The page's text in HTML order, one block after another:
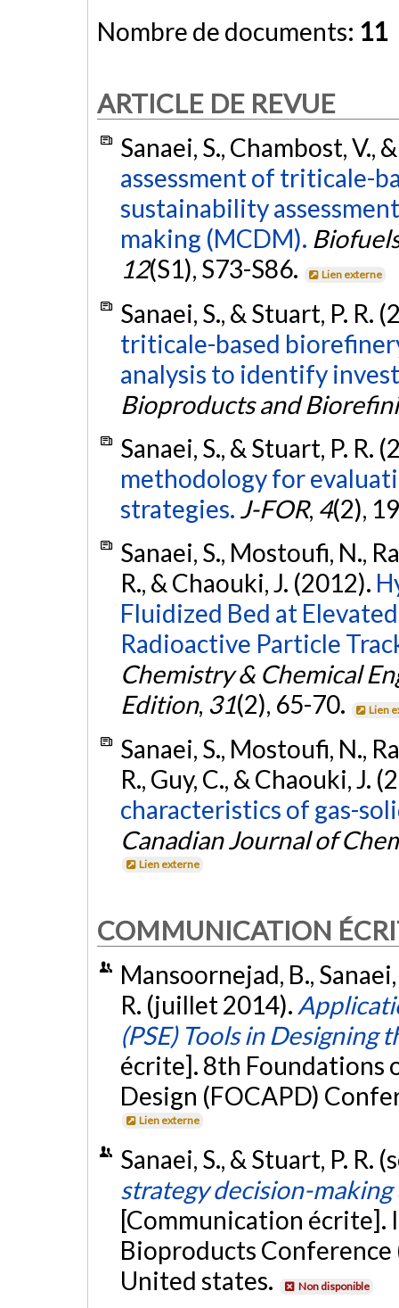
Nombre de documents: 11
ARTICLE DE REVUE
Sanaei, S., Chambost, V.,
assessment of triticale-
sustainability
making (MCDM).
12(S1), S73-S86. Lien externe
Sanaei, S., & Stuart, P. R.
triticale-based
analysis to identify
Bioproducts and
Sanaei, S., & Stuart, P. R.
methodology for
strategies. J-FOR, 4(2),
Sanaei, S., Mostoufi, N.,
R., & Chaouki, J. (2012).
Fluidized Bed at
Radioactive Particle
Chemistry & Chemical
Edition, 31(2), 65-70. Lien
Sanaei, S., Mostoufi, N.,
R., Guy, C., & Chaouki, J.
characteristics of gas-
Canadian Journal of
Lien externe
COMMUNICATION
Mansoornejad, B.,
R. (juillet 2014).
(PSE) Tools in Designing
écrite]. 8th Foundations
Design (FOCAPD)
Lien externe
Sanaei, S., & Stuart, P.
strategy decision-
[Communication écrite].
Bioproducts Conference
United states.
Non disponible